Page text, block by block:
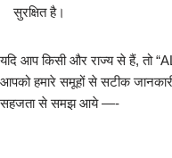
सुरक्षित है।
यदि आप किसी और राज्य से हैं, तो
आपको हमारे समूहों से सटीक
सहजता से समझ आये —-